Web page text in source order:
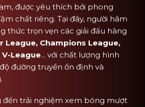
được yêu thích bởi phong
chất riêng. Tại đây, người hâm
thức trọn vẹn các giải đấu hàng
League, Champions League,
V-League... với chất lượng hình
đường truyền ổn định và
đến trải nghiệm xem bóng mượt